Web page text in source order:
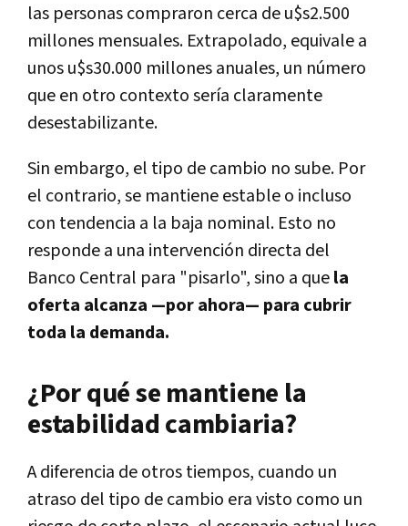
las personas compraron cerca de u$s2.500
millones mensuales. Extrapolado, equivale a
unos u$s30.000 millones anuales, un número
que en otro contexto sería claramente
desestabilizante.
Sin embargo, el tipo de cambio no sube. Por
el contrario, se mantiene estable o incluso
con tendencia a la baja nominal. Esto no
responde a una intervención directa del
Banco Central para "pisarlo", sino a quela
oferta alcanza —por ahora— para cubrir
toda la demanda.
¿Por qué se mantiene la
estabilidad cambiaria?
A diferencia de otros tiempos, cuando un
atraso del tipo de cambio era visto como un